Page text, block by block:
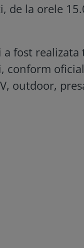
de la orele
fost
conform
outdoor,